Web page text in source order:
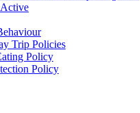
Active
Trip Policies
Policy
Policy